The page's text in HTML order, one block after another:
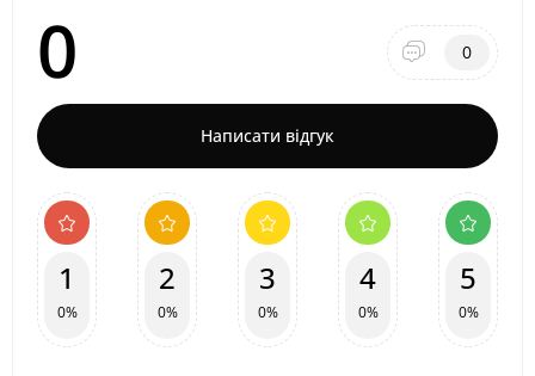
0 0
Написати відгук
1
0%
2
0%
3
0%
4
0%
5
0%